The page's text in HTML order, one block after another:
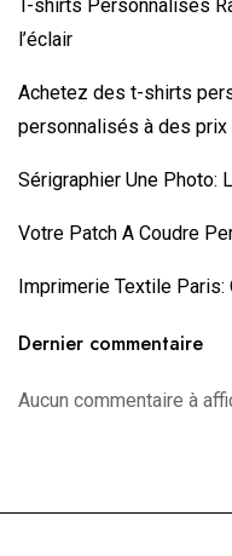
T-shirts Personnalisés
l’éclair
Achetez des ⁠t-shirts
personnalisés à des prix
Sérigraphier Une Photo:
Votre Patch A Coudre
Imprimerie Textile Paris:
Dernier commentaire
Aucun commentaire à